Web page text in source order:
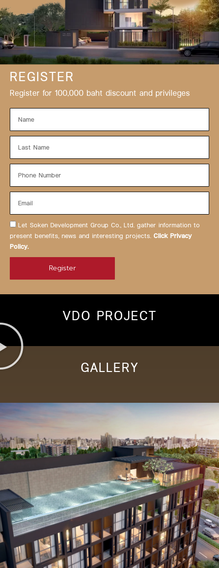
REGISTER
Register for 100,000 baht discount and privileges
name
acceptance
Let Soken Development Group Co., Ltd. gather information to
present benefits, news and interesting projects. Click Privacy
Policy.
Register
VDO PROJECT
GALLERY